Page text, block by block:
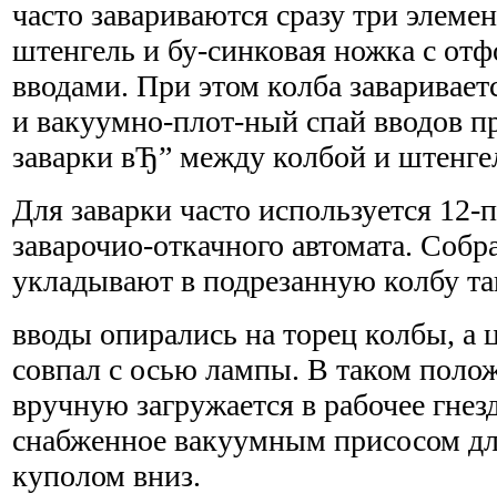
часто завариваются сразу три
штенгель и бу-синковая ножка с
вводами. При этом колба
и вакуумно-плот-ный спай вводов
заварки вЂ” между колбой и
Для заварки часто используется
заварочио-откачного автомата.
укладывают в подрезанную колбу
вводы опирались на торец колбы, а
совпал с осью лампы. В таком
вручную загружается в рабочее
снабженное вакуумным присосом
куполом вниз.